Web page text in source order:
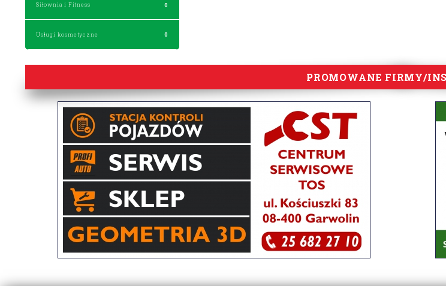
Siłownia i Fitness 0
Usługi kosmetyczne 0
PROMOWANE FIRMY/